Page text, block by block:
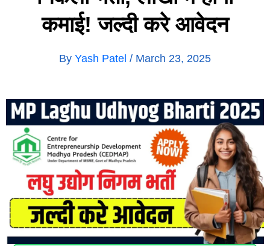
कमाई! जल्दी करे आवेदन
By Yash Patel / March 23, 2025